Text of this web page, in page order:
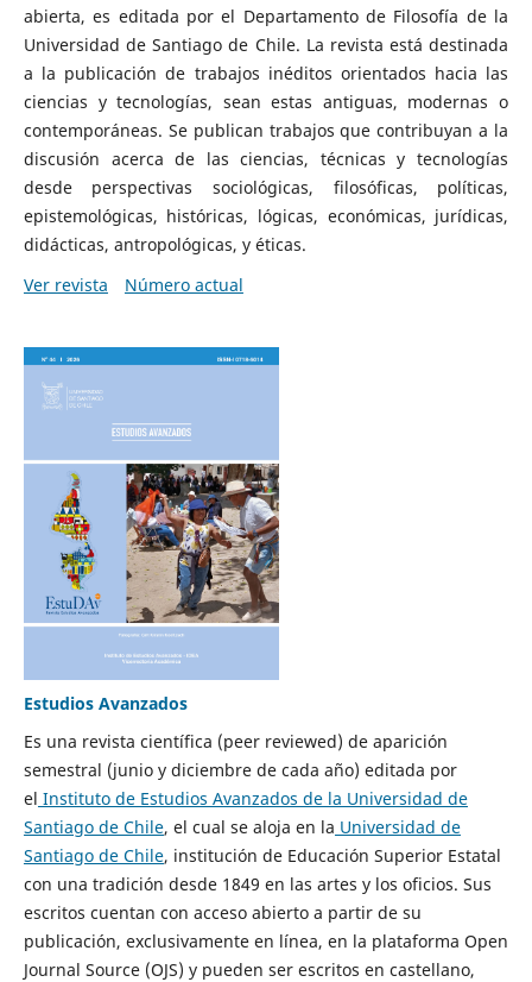
abierta, es editada por el Departamento de Filosofía de la
Universidad de Santiago de Chile. La revista está destinada
a la publicación de trabajos inéditos orientados hacia las
ciencias y tecnologías, sean estas antiguas, modernas o
contemporáneas. Se publican trabajos que contribuyan a la
discusión acerca de las ciencias, técnicas y tecnologías
desde perspectivas sociológicas, filosóficas, políticas,
epistemológicas, históricas, lógicas, económicas, jurídicas,
didácticas, antropológicas, y éticas.
Ver revista
Número actual
Estudios Avanzados
Es una revista científica (peer reviewed) de aparición
semestral (junio y diciembre de cada año) editada por
el Instituto de Estudios Avanzados de la Universidad de
Santiago de Chile, el cual se aloja en la Universidad de
Santiago de Chile, institución de Educación Superior Estatal
con una tradición desde 1849 en las artes y los oficios. Sus
escritos cuentan con acceso abierto a partir de su
publicación, exclusivamente en línea, en la plataforma Open
Journal Source (OJS) y pueden ser escritos en castellano,